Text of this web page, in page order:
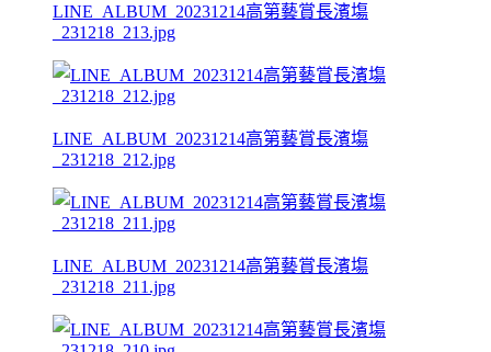
LINE_ALBUM_20231214高第藝賞長濱塲
_231218_213.jpg
LINE_ALBUM_20231214高第藝賞長濱塲
_231218_212.jpg
LINE_ALBUM_20231214高第藝賞長濱塲
_231218_211.jpg